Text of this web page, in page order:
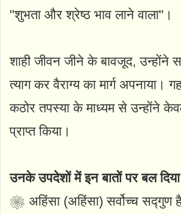
"शुभता और श्रेष्ठ भाव लाने वाला"।
शाही जीवन जीने के बावजूद, उन्होंने
त्याग कर वैराग्य का मार्ग अपनाया।
कठोर तपस्या के माध्यम से उन्होंने केवल
प्राप्त किया।
उनके उपदेशों में इन बातों पर बल
❀ अहिंसा (अहिंसा) सर्वोच्च सद्गुण